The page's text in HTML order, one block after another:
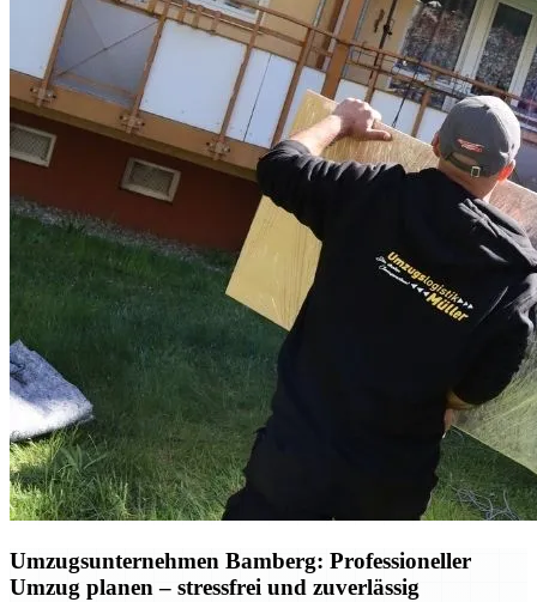
Umzugsunternehmen Bamberg: Professioneller
Umzug planen – stressfrei und zuverlässig